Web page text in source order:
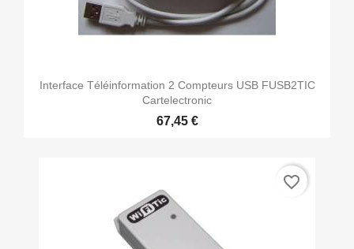
Interface Téléinformation 2 Compteurs USB FUSB2TIC
Cartelectronic
67,45 €
favorite_border